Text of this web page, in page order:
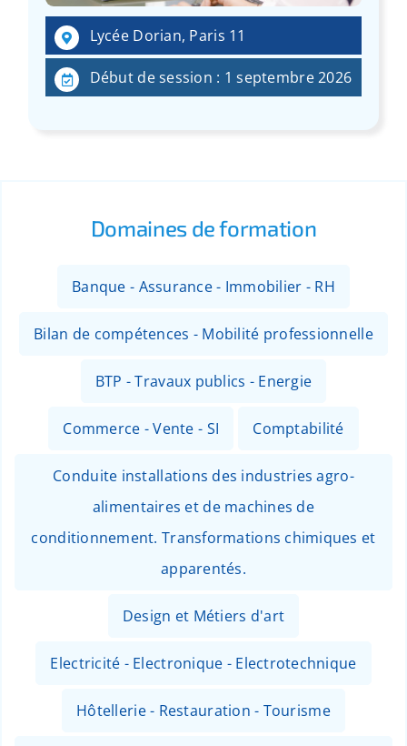
Lycée Dorian, Paris 11
Début de session : 1 septembre 2026
Domaines de formation
Banque - Assurance - Immobilier - RH
Bilan de compétences - Mobilité professionnelle
BTP - Travaux publics - Energie
Commerce - Vente - SI Comptabilité
Conduite installations des industries agro-
alimentaires et de machines de
conditionnement. Transformations chimiques et
apparentés.
Design et Métiers d'art
Electricité - Electronique - Electrotechnique
Hôtellerie - Restauration - Tourisme